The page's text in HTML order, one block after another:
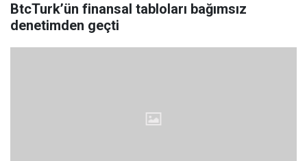
BtcTurk’ün finansal tabloları bağımsız
denetimden geçti